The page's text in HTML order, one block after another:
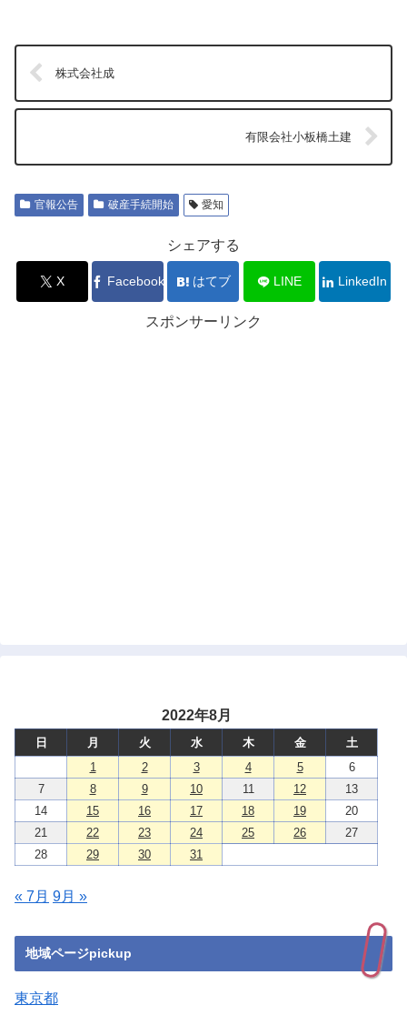
株式会社成
有限会社小板橋土建
官報公告 破産手続開始 愛知
シェアする
X Facebook はてブ LINE LinkedIn
スポンサーリンク
2022年8月
日 月 火 水 木 金
土
1
2 3 4 5
6
7
8 9 10 11 12
13
14
15 16 17 18 19
20
21
22 23 24 25 26
27
28
29 30 31
« 7月 9月 »
地域ページpickup
東京都